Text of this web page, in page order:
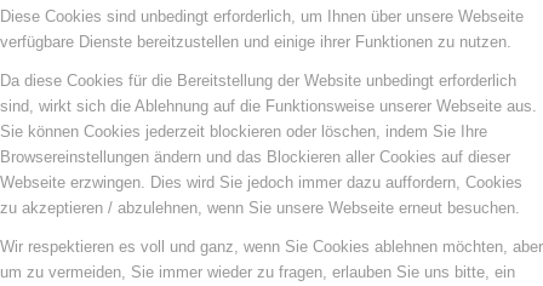
Diese Cookies sind unbedingt erforderlich, um Ihnen über unsere Webseite
verfügbare Dienste bereitzustellen und einige ihrer Funktionen zu nutzen.
Da diese Cookies für die Bereitstellung der Website unbedingt erforderlich
sind, wirkt sich die Ablehnung auf die Funktionsweise unserer Webseite aus.
Sie können Cookies jederzeit blockieren oder löschen, indem Sie Ihre
Browsereinstellungen ändern und das Blockieren aller Cookies auf dieser
Webseite erzwingen. Dies wird Sie jedoch immer dazu auffordern, Cookies
zu akzeptieren / abzulehnen, wenn Sie unsere Webseite erneut besuchen.
Wir respektieren es voll und ganz, wenn Sie Cookies ablehnen möchten, aber
um zu vermeiden, Sie immer wieder zu fragen, erlauben Sie uns bitte, ein